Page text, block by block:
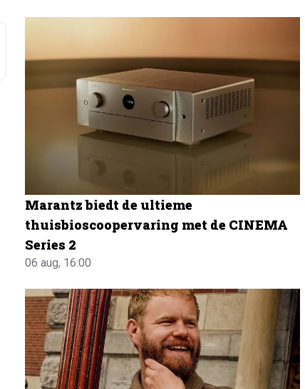
Marantz biedt de ultieme
thuisbioscoopervaring met de CINEMA
Series 2
06 aug, 16:00